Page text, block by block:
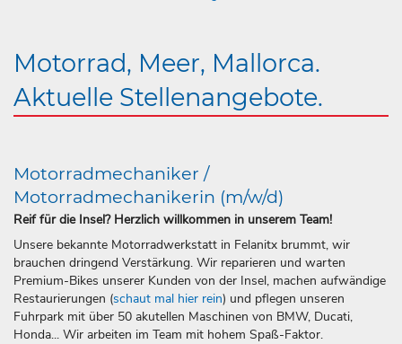
Motorrad, Meer, Mallorca.
Aktuelle Stellenangebote.
Motorradmechaniker /
Motorradmechanikerin (m/w/d)
Reif für die Insel? Herzlich willkommen in unserem Team!
Unsere bekannte Motorradwerkstatt in Felanitx brummt, wir
brauchen dringend Verstärkung. Wir reparieren und warten
Premium-Bikes unserer Kunden von der Insel, machen aufwändige
Restaurierungen (schaut mal hier rein) und pflegen unseren
Fuhrpark mit über 50 akutellen Maschinen von BMW, Ducati,
Honda... Wir arbeiten im Team mit hohem Spaß-Faktor.